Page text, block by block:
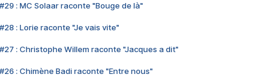
#29 : MC Solaar raconte "Bouge de là"
#28 : Lorie raconte "Je vais vite"
#27 : Christophe Willem raconte "Jacques a dit"
#26 : Chimène Badi raconte "Entre nous"